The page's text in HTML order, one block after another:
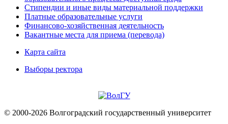
Стипендии и иные виды материальной поддержки
Платные образовательные услуги
Финансово-хозяйственная деятельность
Вакантные места для приема (перевода)
Карта сайта
Выборы ректора
© 2000-2026 Волгоградский государственный университет